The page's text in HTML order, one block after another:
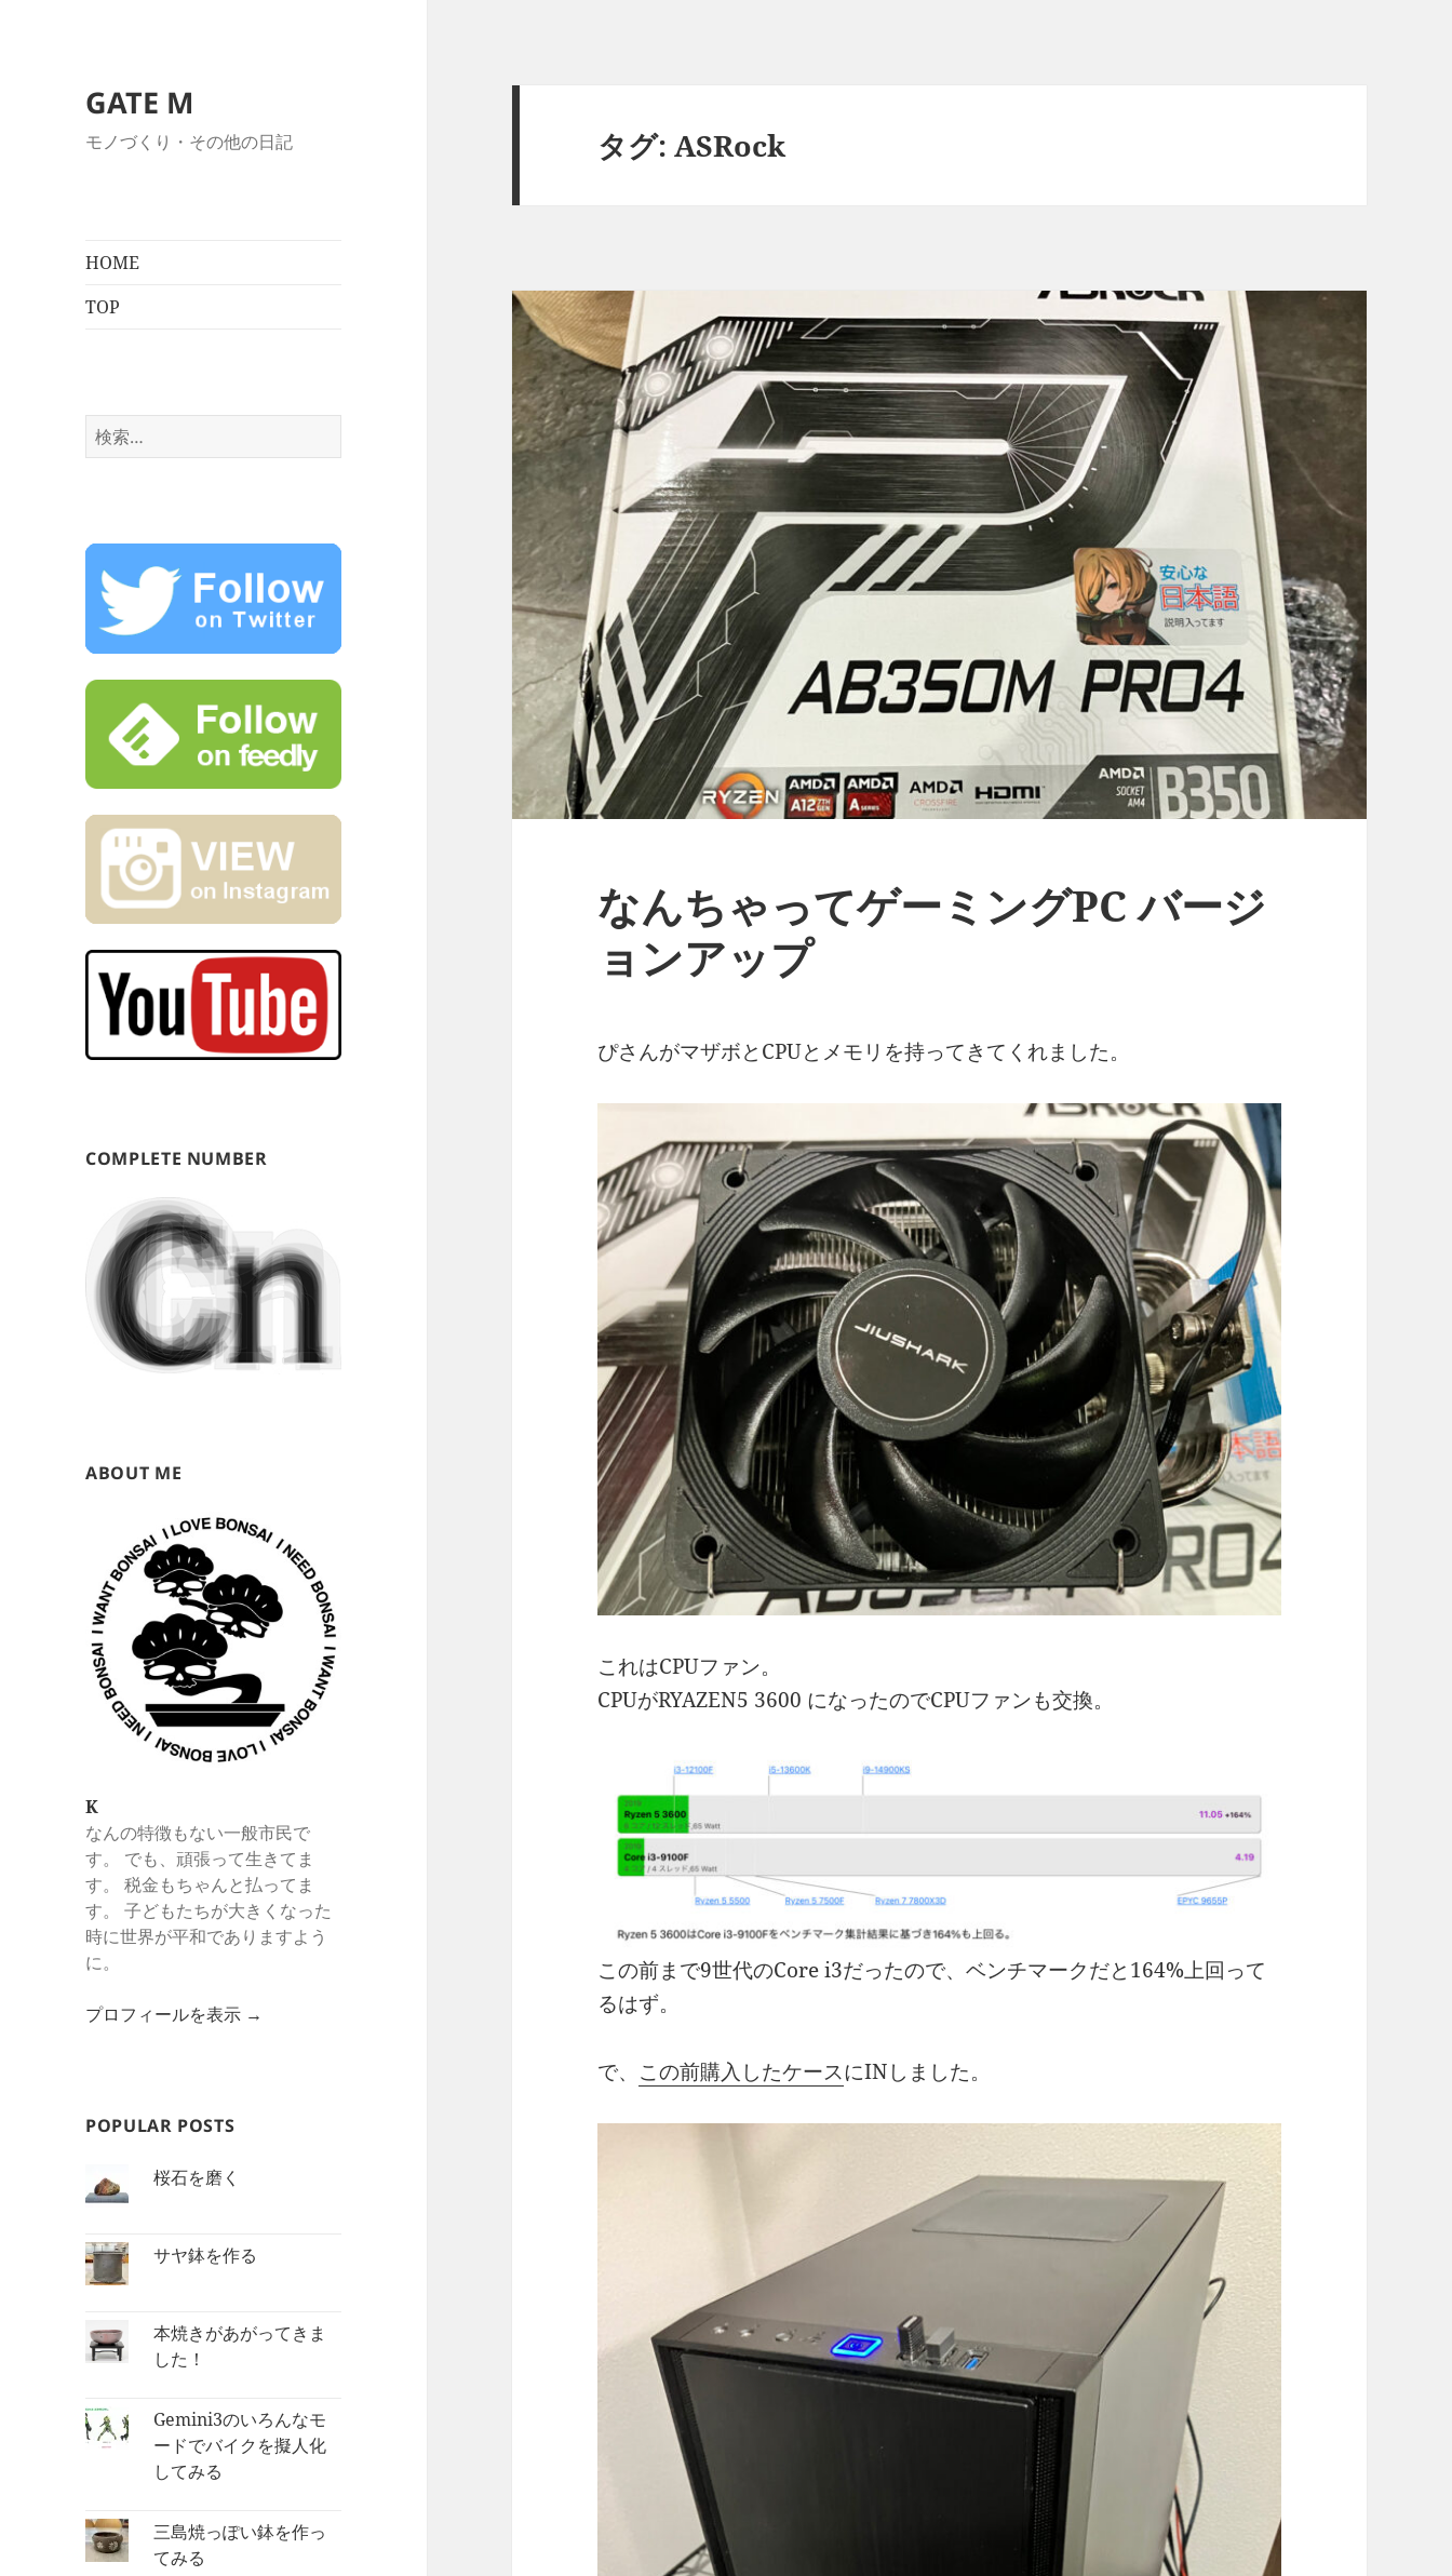
GATE M
モノづくり・その他の日記
HOME
TOP
検
索:
COMPLETE NUMBER
ABOUT ME
K
なんの特徴もない一般市民で
す。 でも、頑張って生きてま
す。 税金もちゃんと払ってま
す。 子どもたちが大きくなった
時に世界が平和でありますよう
に。
プロフィールを表示 →
POPULAR POSTS
桜石を磨く
サヤ鉢を作る
本焼きがあがってきま
した！
Gemini3のいろんなモ
ードでバイクを擬人化
してみる
三島焼っぽい鉢を作っ
てみる
タグ:ASRock
なんちゃってゲーミングPC バージ
ョンアップ
ぴさんがマザボとCPUとメモリを持ってきてくれました。
これはCPUファン。
CPUがRYAZEN5 3600 になったのでCPUファンも交換。
この前まで9世代のCore i3だったので、ベンチマークだと164%上回って
るはず。
で、 この前購入したケースにINしました。